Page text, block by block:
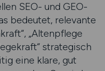
SEO- und GEO-
bedeutet, relevante
„Altenpflege
strategisch
eine klare, gut